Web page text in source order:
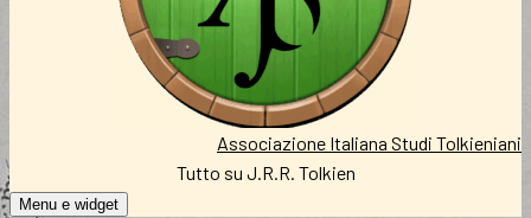
Associazione Italiana Studi Tolkieniani
Tutto su J.R.R. Tolkien
Menu e widget